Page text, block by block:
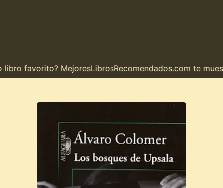
MejoresLibrosRecomendados.com te muestra